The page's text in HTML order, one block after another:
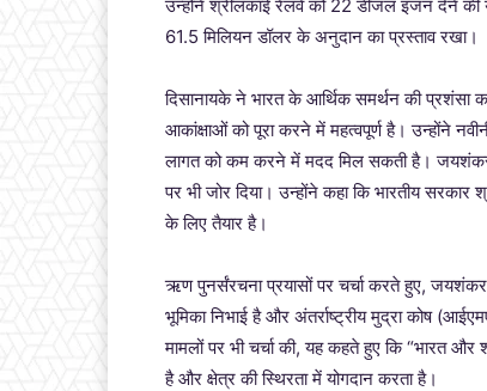
उन्होंने श्रीलंकाई रेलवे को 22 डीजल इंजन देने
61.5 मिलियन डॉलर के अनुदान का प्रस्ताव रखा।
दिसानायके ने भारत के आर्थिक समर्थन की प्रशंसा
आकांक्षाओं को पूरा करने में महत्वपूर्ण है। उन्होंने
लागत को कम करने में मदद मिल सकती है। जयशंकर
पर भी जोर दिया। उन्होंने कहा कि भारतीय
के लिए तैयार है।
ऋण पुनर्संरचना प्रयासों पर चर्चा करते हुए,
भूमिका निभाई है और अंतर्राष्ट्रीय मुद्रा कोष
मामलों पर भी चर्चा की, यह कहते हुए कि “भारत
है और क्षेत्र की स्थिरता में योगदान करता है।